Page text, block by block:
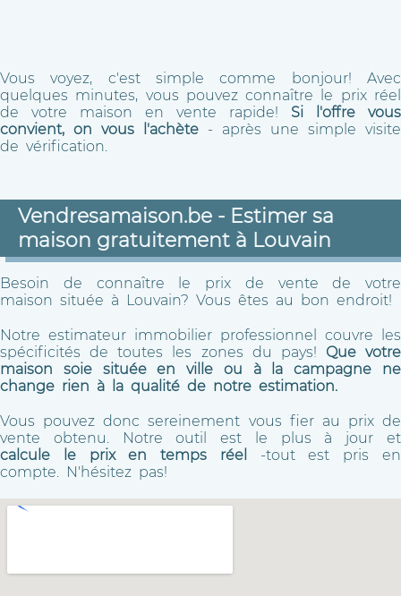
Vous voyez, c'est simple comme bonjour! Avec
quelques minutes, vous pouvez connaître le prix réel
de votre maison en vente rapide! Si l'offre vous
convient, on vous l'achète - après une simple visite
de vérification.
Vendresamaison.be - Estimer sa
maison gratuitement à Louvain
Besoin de connaître le prix de vente de votre
maison située à Louvain? Vous êtes au bon endroit!
Notre estimateur immobilier professionnel couvre les
spécificités de toutes les zones du pays! Que votre
maison soie située en ville ou à la campagne ne
change rien à la qualité de notre estimation.
Vous pouvez donc sereinement vous fier au prix de
vente obtenu. Notre outil est le plus à jour et
calcule le prix en temps réel
-tout est pris en
compte. N'hésitez pas!